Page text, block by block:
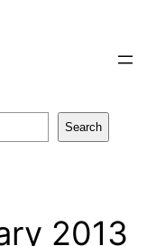
Search
2013